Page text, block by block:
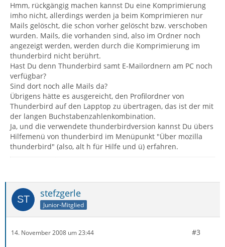
Hmm, rückgängig machen kannst Du eine Komprimierung
imho nicht, allerdings werden ja beim Komprimieren nur
Mails gelöscht, die schon vorher gelöscht bzw. verschoben
wurden. Mails, die vorhanden sind, also im Ordner noch
angezeigt werden, werden durch die Komprimierung im
thunderbird nicht berührt.
Hast Du denn Thunderbird samt E-Mailordnern am PC noch
verfügbar?
Sind dort noch alle Mails da?
Übrigens hätte es ausgereicht, den Profilordner von
Thunderbird auf den Lapptop zu übertragen, das ist der mit
der langen Buchstabenzahlenkombination.
Ja, und die verwendete thunderbirdversion kannst Du übers
Hilfemenü von thunderbird im Menüpunkt "Über mozilla
thunderbird" (also, alt h für Hilfe und ü) erfahren.
stefzgerle
Junior-Mitglied
14. November 2008 um 23:44 #3